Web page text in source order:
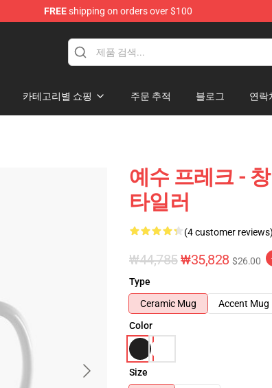
FREEshipping on orders over $100
카테고리별 쇼핑 주문 추적 블로그 연락
예수 프레크 -
타일러
(4 customer reviews)
₩44,785₩35,828 $26.00
Type
Ceramic Mug
Accent Mug
Color
Size